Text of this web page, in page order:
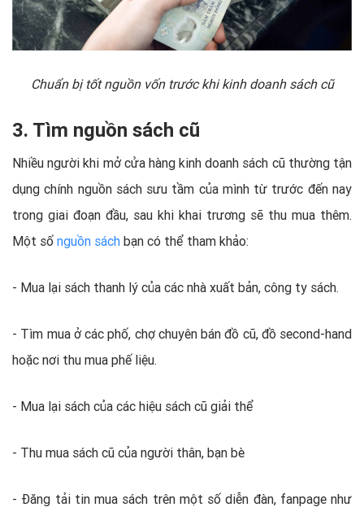
Chuẩn bị tốt nguồn vốn trước khi kinh doanh sách cũ
3. Tìm nguồn sách cũ
Nhiều người khi mở cửa hàng kinh doanh sách cũ thường tận
dụng chính nguồn sách sưu tầm của mình từ trước đến nay
trong giai đoạn đầu, sau khi khai trương sẽ thu mua thêm.
Một số nguồn sách bạn có thể tham khảo:
- Mua lại sách thanh lý của các nhà xuất bản, công ty sách.
- Tìm mua ở các phố, chợ chuyên bán đồ cũ, đồ second-hand
hoặc nơi thu mua phế liệu.
- Mua lại sách của các hiệu sách cũ giải thể
- Thu mua sách cũ của người thân, bạn bè
- Đăng tải tin mua sách trên một số diễn đàn, fanpage như